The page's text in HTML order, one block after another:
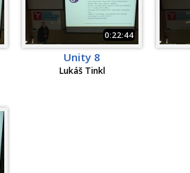
0:22:44
Unity 8
Lukáš Tinkl